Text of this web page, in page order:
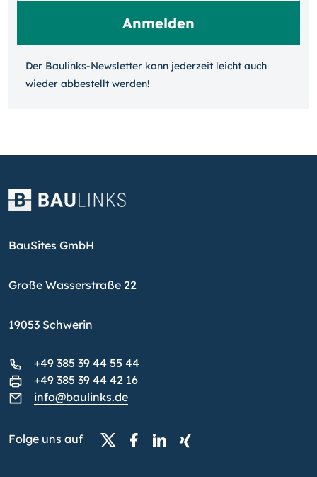
Der Baulinks-Newsletter kann jeder­zeit leicht auch
wieder ab­bestellt werden!
BauSites GmbH
Große Wasserstraße 22
19053 Schwerin
+49 385 39 44 55 44
+49 385 39 44 42 16
info@baulinks.de
Folge uns auf